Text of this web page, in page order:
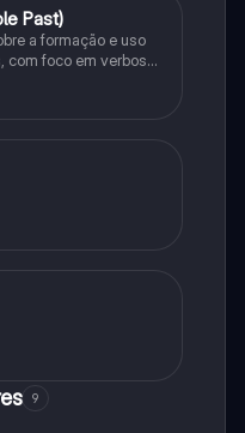
Past)
a formação e uso
com foco em verbos
e
9